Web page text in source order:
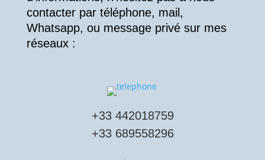
contacter par téléphone, mail,
Whatsapp, ou message privé sur mes
réseaux :
+33 442018759
+33 689558296